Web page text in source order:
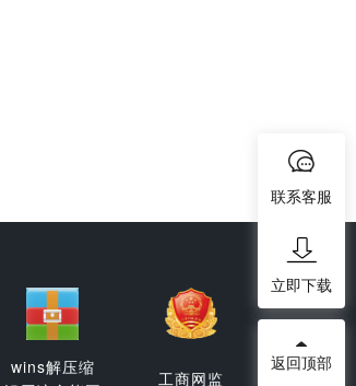
wins解压缩
工商网监
联系客服
立即下载
返回顶部